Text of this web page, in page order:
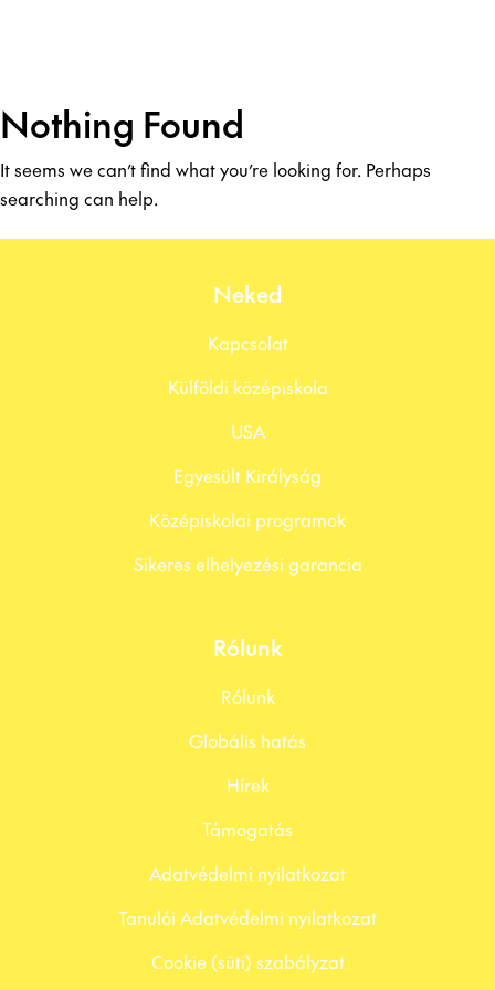
Nothing Found
It seems we can’t find what you’re looking for. Perhaps
searching can help.
Neked
Kapcsolat
Külföldi középiskola
USA
Egyesült Királyság
Középiskolai programok
Sikeres elhelyezési garancia
Rólunk
Rólunk
Globális hatás
Hírek
Támogatás
Adatvédelmi nyilatkozat
Tanulói Adatvédelmi nyilatkozat
Cookie (süti) szabályzat